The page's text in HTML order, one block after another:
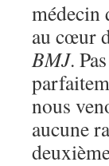
médecin
au cœur
BMJ.
nous
aucune